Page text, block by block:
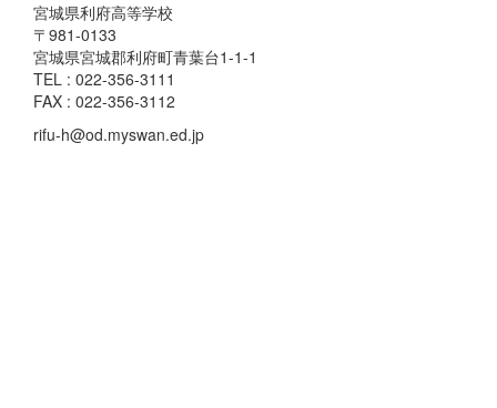
宮城県利府高等学校
〒981-0133
宮城県宮城郡利府町青葉台1-1-1
TEL : 022-356-3111
FAX : 022-356-3112
rifu-h@od.myswan.ed.jp